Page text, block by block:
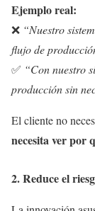
Ejemplo real:
❌ “Nuestro
flujo de
✅ “Con nuestro
producción sin
El cliente no
necesita ver por
2. Reduce el